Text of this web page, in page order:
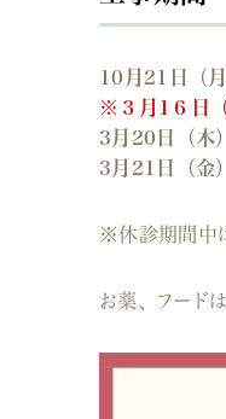
10月21日（
※３月1６日（
3月20日（木
3月21日（金
※休診期間中
お薬、フード